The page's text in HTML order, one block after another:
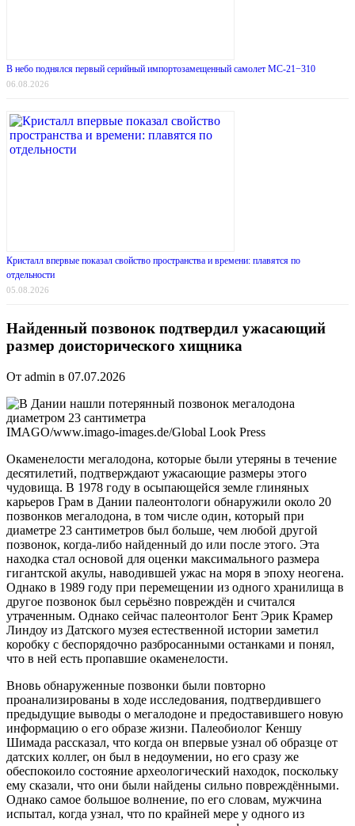
В небо поднялся первый серийный импортозамещенный самолет МС-21−310
06.08.2026
Кристалл впервые показал свойство пространства и времени: плавятся по
отдельности
05.08.2026
Найденный позвонок подтвердил ужасающий
размер доисторического хищника
От admin в 07.07.2026
IMAGO/www.imago-images.de/Global Look Press
Окаменелости мегалодона, которые были утеряны в течение
десятилетий, подтверждают ужасающие размеры этого
чудовища. В 1978 году в осыпающейся земле глиняных
карьеров Грам в Дании палеонтологи обнаружили около 20
позвонков мегалодона, в том числе один, который при
диаметре 23 сантиметров был больше, чем любой другой
позвонок, когда-либо найденный до или после этого. Эта
находка стал основой для оценки максимального размера
гигантской акулы, наводившей ужас на моря в эпоху неогена.
Однако в 1989 году при перемещении из одного хранилища в
другое позвонок был серьёзно повреждён и считался
утраченным. Однако сейчас палеонтолог Бент Эрик Крамер
Линдоу из Датского музея естественной истории заметил
коробку с беспорядочно разбросанными останками и понял,
что в ней есть пропавшие окаменелости.
Вновь обнаруженные позвонки были повторно
проанализированы в ходе исследования, подтвердившего
предыдущие выводы о мегалодоне и предоставившего новую
информацию о его образе жизни. Палеобиолог Кеншу
Шимада рассказал, что когда он впервые узнал об образце от
датских коллег, он был в недоумении, но его сразу же
обеспокоило состояние археологический находок, поскольку
ему сказали, что они были найдены сильно повреждёнными.
Однако самое большое волнение, по его словам, мужчина
испытал, когда узнал, что по крайней мере у одного из